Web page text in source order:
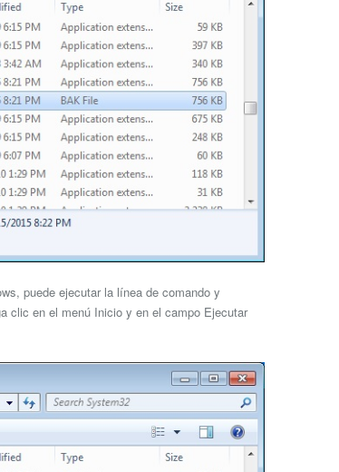
puede ejecutar la línea de comando y
clic en el menú Inicio y en el campo Ejecutar